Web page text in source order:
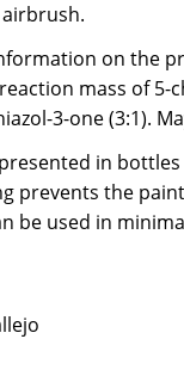
on the
mass of
3-one (3:1).
in
prevents the
be used in